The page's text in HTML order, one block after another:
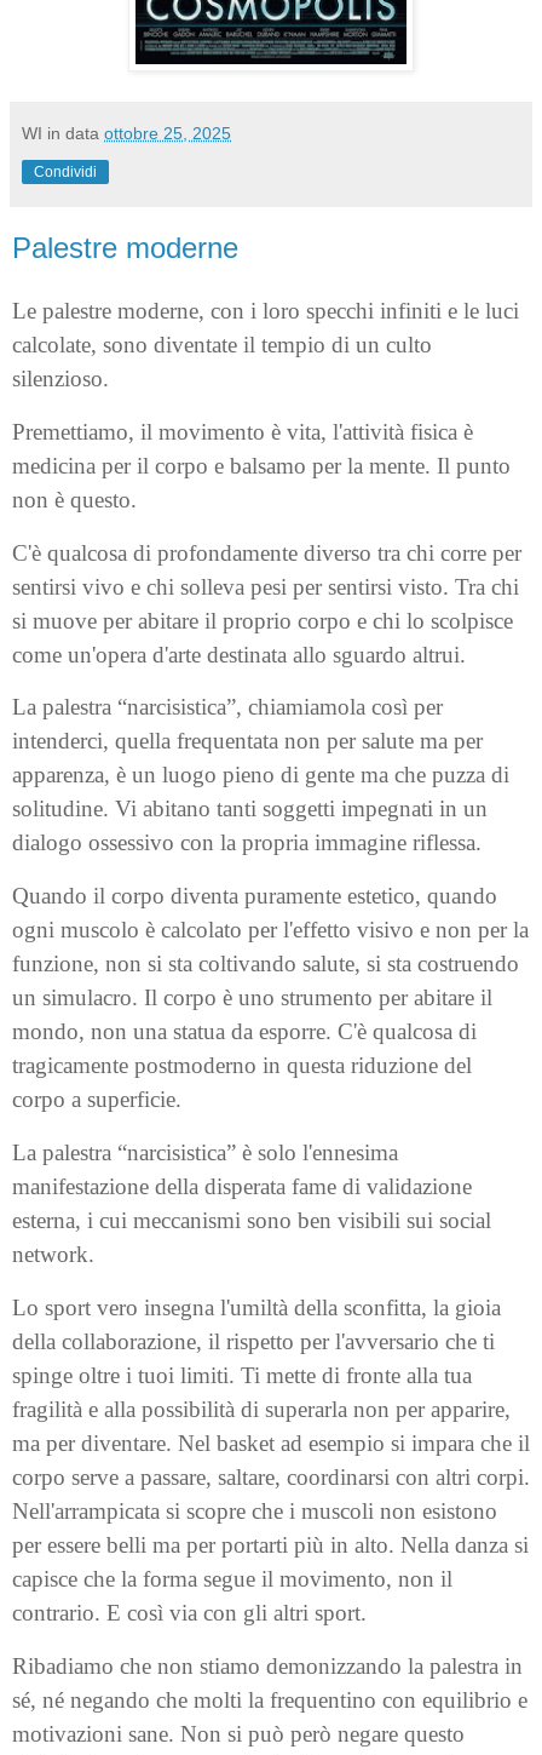
WI in data ottobre 25, 2025
Condividi
Palestre moderne
Le palestre moderne, con i loro specchi infiniti e le luci
calcolate, sono diventate il tempio di un culto
silenzioso.
Premettiamo, il movimento è vita, l'attività fisica è
medicina per il corpo e balsamo per la mente. Il punto
non è questo.
C'è qualcosa di profondamente diverso tra chi corre per
sentirsi vivo e chi solleva pesi per sentirsi visto. Tra chi
si muove per abitare il proprio corpo e chi lo scolpisce
come un'opera d'arte destinata allo sguardo altrui.
La palestra “narcisistica”, chiamiamola così per
intenderci, quella frequentata non per salute ma per
apparenza, è un luogo pieno di gente ma che puzza di
solitudine. Vi abitano tanti soggetti impegnati in un
dialogo ossessivo con la propria immagine riflessa.
Quando il corpo diventa puramente estetico, quando
ogni muscolo è calcolato per l'effetto visivo e non per la
funzione, non si sta coltivando salute, si sta costruendo
un simulacro. Il corpo è uno strumento per abitare il
mondo, non una statua da esporre. C'è qualcosa di
tragicamente postmoderno in questa riduzione del
corpo a superficie.
La palestra “narcisistica” è solo l'ennesima
manifestazione della disperata fame di validazione
esterna, i cui meccanismi sono ben visibili sui social
network.
Lo sport vero insegna l'umiltà della sconfitta, la gioia
della collaborazione, il rispetto per l'avversario che ti
spinge oltre i tuoi limiti. Ti mette di fronte alla tua
fragilità e alla possibilità di superarla non per apparire,
ma per diventare. Nel basket ad esempio si impara che il
corpo serve a passare, saltare, coordinarsi con altri corpi.
Nell'arrampicata si scopre che i muscoli non esistono
per essere belli ma per portarti più in alto. Nella danza si
capisce che la forma segue il movimento, non il
contrario. E così via con gli altri sport.
Ribadiamo che non stiamo demonizzando la palestra in
sé, né negando che molti la frequentino con equilibrio e
motivazioni sane. Non si può però negare questo